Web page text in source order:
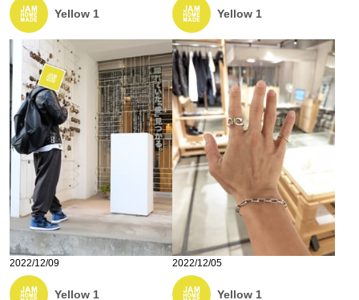
Yellow 1 Yellow 1
2022/12/09
Yellow 1
2022/12/05
Yellow 1